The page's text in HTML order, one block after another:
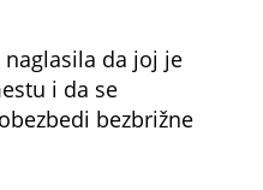
da joj je
i da se
bezbrižne